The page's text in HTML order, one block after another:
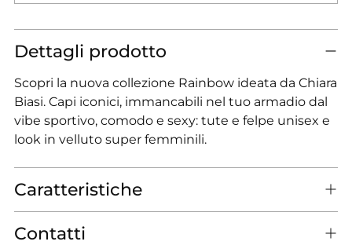
Dettagli prodotto
Scopri la nuova collezione Rainbow ideata da Chiara
Biasi. Capi iconici, immancabili nel tuo armadio dal
vibe sportivo, comodo e sexy: tute e felpe unisex e
look in velluto super femminili.
Caratteristiche
Contatti